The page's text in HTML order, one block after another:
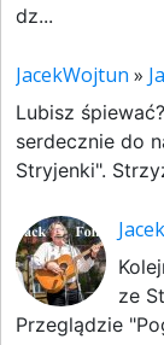
dz...
JacekWojtun »
Lubisz
serdecznie do
Stryjenki".
ze
Przeglądzie